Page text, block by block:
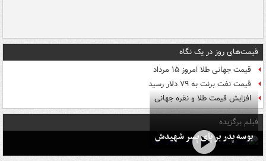
قیمت‌های روز در یک نگاه
قیمت جهانی طلا امروز ۱۵ مرداد
قیمت نفت برنت به ۷۹ دلار رسید
افزایش قیمت طلا و نقره جهانی
فیلم برگزیده
بوسه‌ پدر بر پای پسر شهیدش